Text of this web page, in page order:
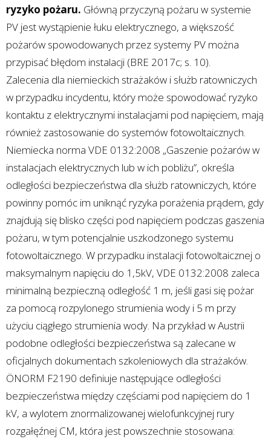
ryzyko pożaru. Główną przyczyną pożaru w systemie
PV jest wystąpienie łuku elektrycznego, a większość
pożarów spowodowanych przez systemy PV można
przypisać błędom instalacji (BRE 2017c; s. 10).
Zalecenia dla niemieckich strażaków i służb ratowniczych
w przypadku incydentu, który może spowodować ryzyko
kontaktu z elektrycznymi instalacjami pod napięciem, mają
również zastosowanie do systemów fotowoltaicznych.
Niemiecka norma VDE 0132:2008 „Gaszenie pożarów w
instalacjach elektrycznych lub w ich pobliżu”, określa
odległości bezpieczeństwa dla służb ratowniczych, które
powinny pomóc im uniknąć ryzyka porażenia prądem, gdy
znajdują się blisko części pod napięciem podczas gaszenia
pożaru, w tym potencjalnie uszkodzonego systemu
fotowoltaicznego. W przypadku instalacji fotowoltaicznej o
maksymalnym napięciu do 1,5kV, VDE 0132:2008 zaleca
minimalną bezpieczną odległość 1 m, jeśli gasi się pożar
za pomocą rozpylonego strumienia wody i 5 m przy
użyciu ciągłego strumienia wody. Na przykład w Austrii
podobne odległości bezpieczeństwa są zalecane w
oficjalnych dokumentach szkoleniowych dla strażaków.
ÖNORM F2190 definiuje następujące odległości
bezpieczeństwa między częściami pod napięciem do 1
kV, a wylotem znormalizowanej wielofunkcyjnej rury
rozgałęźnej CM, która jest powszechnie stosowana: